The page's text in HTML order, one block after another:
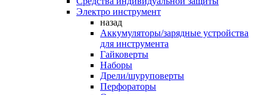
Электро инструмент
назад
Аккумуляторы/зарядные устройства
для инструмента
Гайковерты
Наборы
Дрели/шуруповерты
Перфораторы